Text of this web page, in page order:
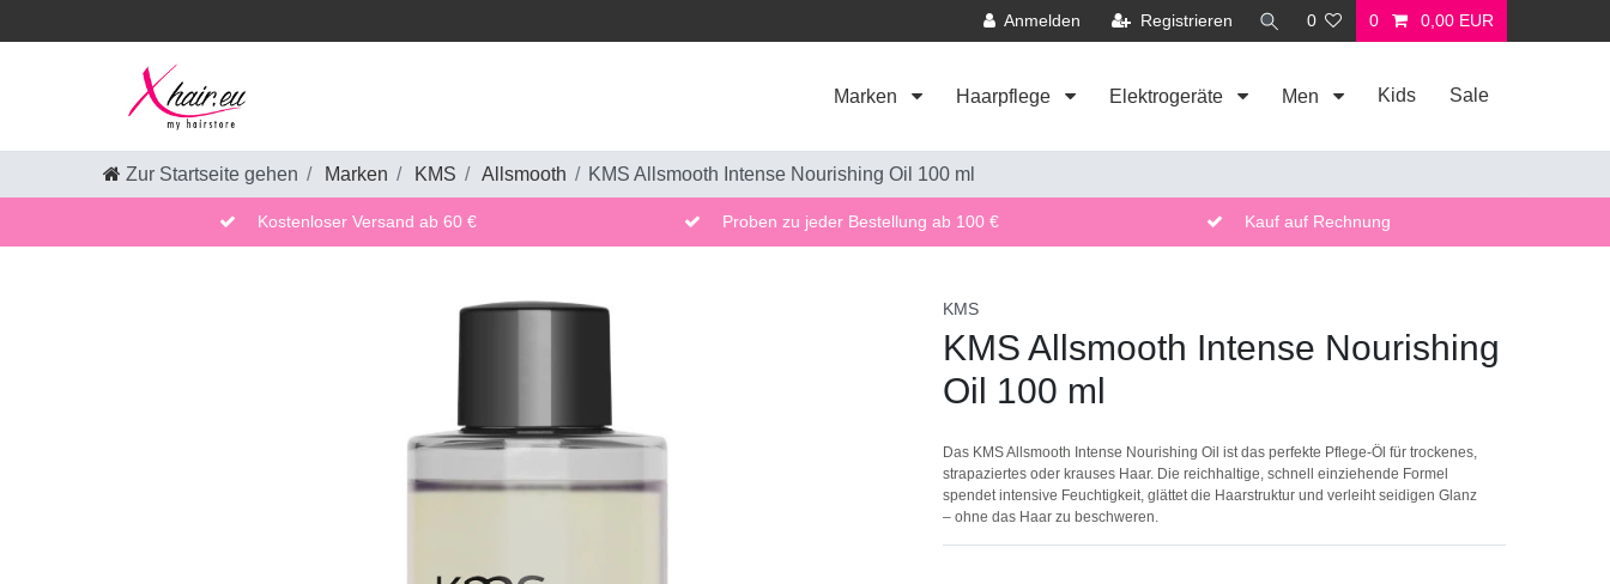
Anmelden Registrieren 0 0 0,00 EUR
Marken Haarpflege Elektrogeräte Men Kids Sale
Zur Startseite gehen Marken KMS Allsmooth KMS Allsmooth Intense Nourishing Oil 100 ml
Kostenloser Versand ab 60 € Proben zu jeder Bestellung ab 100 € Kauf auf Rechnung
KMS
KMS Allsmooth Intense Nourishing
Oil 100 ml
Das KMS Allsmooth Intense Nourishing Oil ist das perfekte Pflege-Öl für trockenes,
strapaziertes oder krauses Haar. Die reichhaltige, schnell einziehende Formel
spendet intensive Feuchtigkeit, glättet die Haarstruktur und verleiht seidigen Glanz
– ohne das Haar zu beschweren.